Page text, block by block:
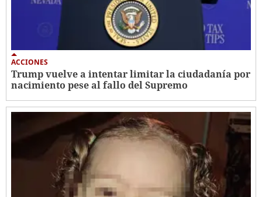
ACCIONES
Trump vuelve a intentar limitar la ciudadanía por
nacimiento pese al fallo del Supremo